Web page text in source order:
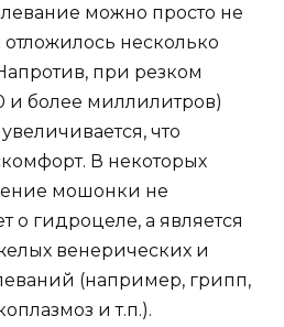
можно просто не
отложилось несколько
при резком
и более миллилитров)
что
В некоторых
мошонки не
о гидроцеле, а является
венерических и
(например, грипп,
и т.п.).